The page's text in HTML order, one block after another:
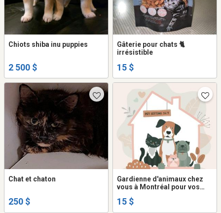
Chiots shiba inu puppies
2 500 $
Gâterie pour chats 🐈
irrésistible
15 $
Chat et chaton
250 $
Gardienne d'animaux chez
vous à Montréal pour vos
15 $